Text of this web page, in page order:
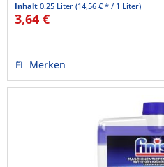
Inhalt0.25 Liter(14,56 € * / 1 Liter)
3,64 €
Merken